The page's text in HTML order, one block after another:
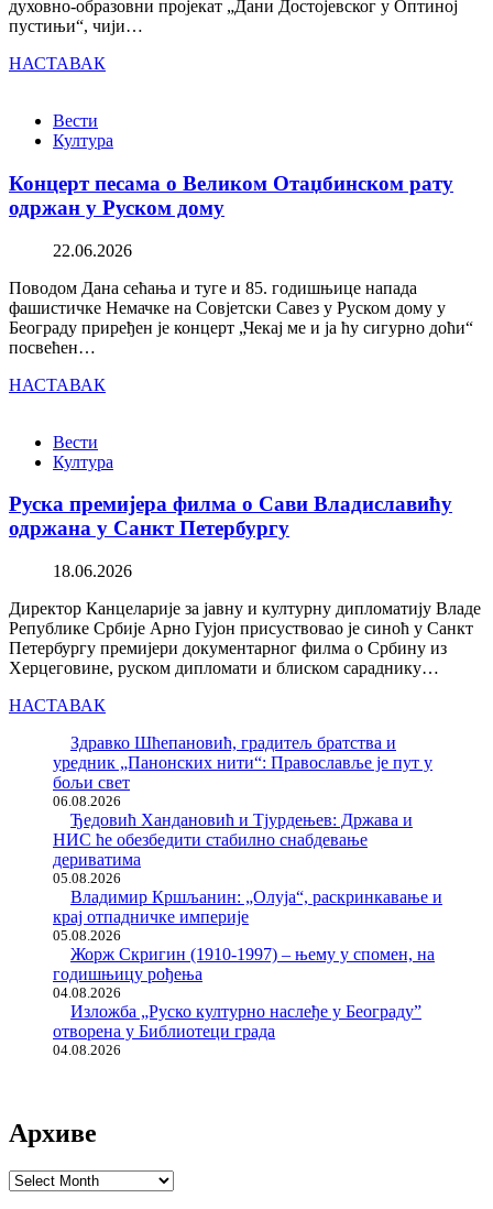
духовно-образовни пројекат „Дани Достојевског у Оптиној
пустињи“, чији…
НАСТАВАК
Вести
Култура
Концерт песама о Великом Отаџбинском рату
одржан у Руском дому
22.06.2026
Поводом Дана сећања и туге и 85. годишњице напада
фашистичке Немачке на Совјетски Савез у Руском дому у
Београду приређен је концерт „Чекај ме и ја ћу сигурно доћи“
посвећен…
НАСТАВАК
Вести
Култура
Руска премијера филма о Сави Владиславићу
одржана у Санкт Петербургу
18.06.2026
Директор Канцеларије за јавну и културну дипломатију Владе
Републике Србије Арно Гујон присуствовао је синоћ у Санкт
Петербургу премијери документарног филма о Србину из
Херцеговине, руском дипломати и блиском сараднику…
НАСТАВАК
Здравко Шћепановић, градитељ братства и
уредник „Панонских нити“: Православље је пут у
бољи свет
06.08.2026
Ђедовић Хандановић и Тјурдењев: Држава и
НИС ће обезбедити стабилно снабдевање
дериватима
05.08.2026
Владимир Кршљанин: „Олуја“, раскринкавање и
крај отпадничке империје
05.08.2026
Жорж Скригин (1910-1997) – њему у спомен, на
годишњицу рођења
04.08.2026
Изложба „Руско културно наслеђе у Београду”
отворена у Библиотеци града
04.08.2026
Архиве
Архиве